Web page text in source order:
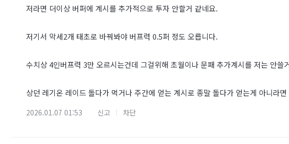
저라면 더이상 버퍼에 계시를 추가적으로 투자 안할거 같네요.
저기서 악세2개 태초로 바꿔봐야 버프력 0.5퍼 정도 오릅니다.
수치상 4인버프력 3만 오르시는건데 그걸위해 초월이나 문패 추가계시를 저는 안쓸
상던 레기온 레이드 돌다가 먹거나 주간에 얻는 계시로 종말 돌다가 얻는게 아니라
2026.01.07 01:53 신고 차단